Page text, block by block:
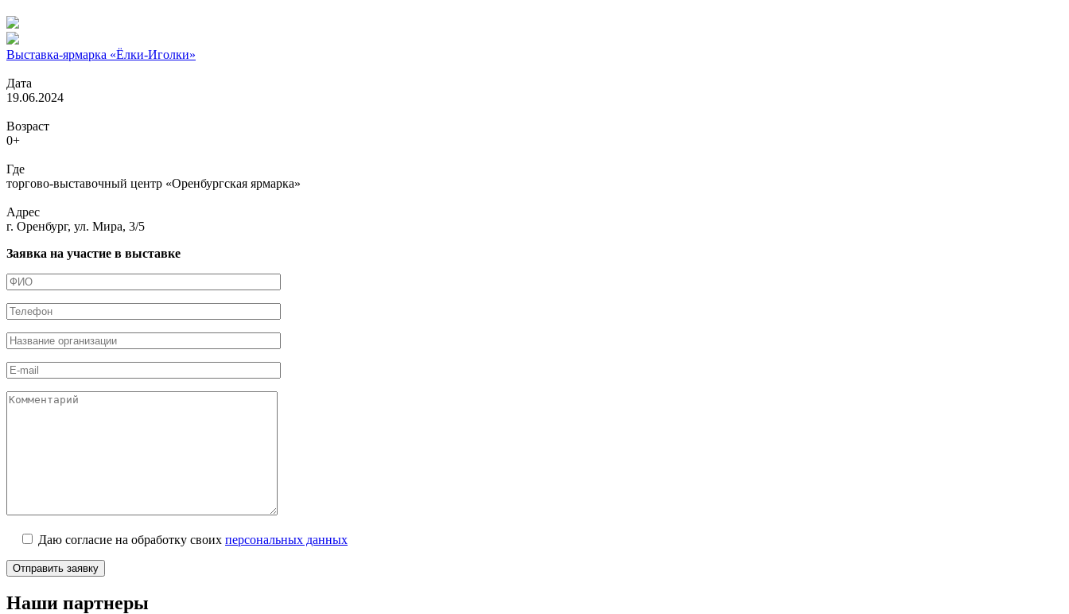
Выставка-ярмарка «Ёлки-Иголки»
Дата
19.06.2024
Возраст
0+
Где
торгово-выставочный центр «Оренбургская ярмарка»
Адрес
г. Оренбург, ул. Мира, 3/5
Заявка на участие в выставке
Даю согласие на обработку своих персональных данных
Наши партнеры